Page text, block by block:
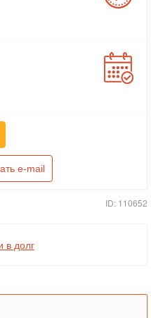
e-mail
ID: 110652
в долг